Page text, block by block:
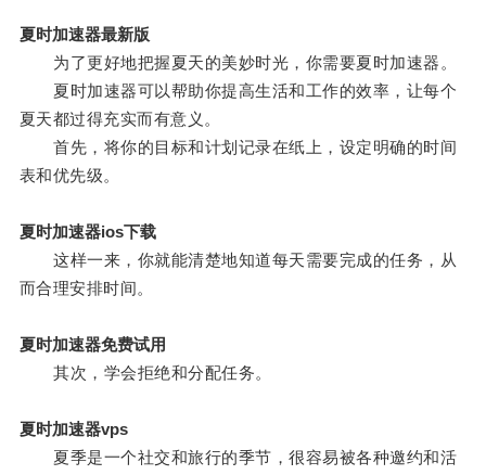
夏时加速器最新版
为了更好地把握夏天的美妙时光，你需要夏时加速器。
夏时加速器可以帮助你提高生活和工作的效率，让每个
夏天都过得充实而有意义。
首先，将你的目标和计划记录在纸上，设定明确的时间
表和优先级。
夏时加速器ios下载
这样一来，你就能清楚地知道每天需要完成的任务，从
而合理安排时间。
夏时加速器免费试用
其次，学会拒绝和分配任务。
夏时加速器vps
夏季是一个社交和旅行的季节，很容易被各种邀约和活